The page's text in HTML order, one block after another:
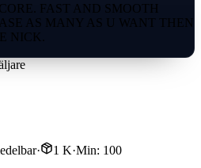
FAST AND SMOOTH
AS MANY AS U WANT THEN
NICK.
· 1 K·Min: 100